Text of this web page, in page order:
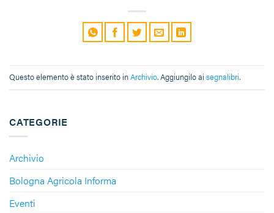
CATEGORIE
Archivio
Bologna Agricola Informa
Eventi
Questo elemento è stato inserito inArchivio. Aggiungilo ai segnalibri.